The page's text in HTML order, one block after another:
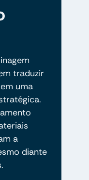
traduzir
uma
a
diante